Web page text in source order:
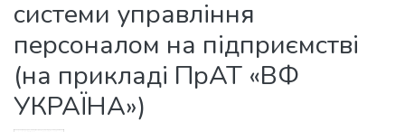
системи управління
персоналом на підприємстві
(на прикладі ПрАТ «ВФ
УКРАЇНА»)